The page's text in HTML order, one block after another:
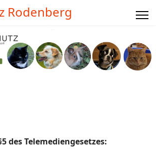
des Telemediengesetzes: